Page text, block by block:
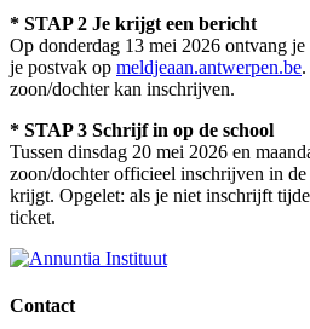
* STAP 2 Je krijgt een bericht
Op donderdag 13 mei 2026 ontvang
je postvak op meldjeaan.antwerpen.be
zoon/dochter kan inschrijven.
* STAP 3 Schrijf in op de school
Tussen dinsdag 20 mei 2026 en
zoon/dochter officieel inschrijven in de
krijgt. Opgelet: als je niet inschrijft
ticket.
Contact